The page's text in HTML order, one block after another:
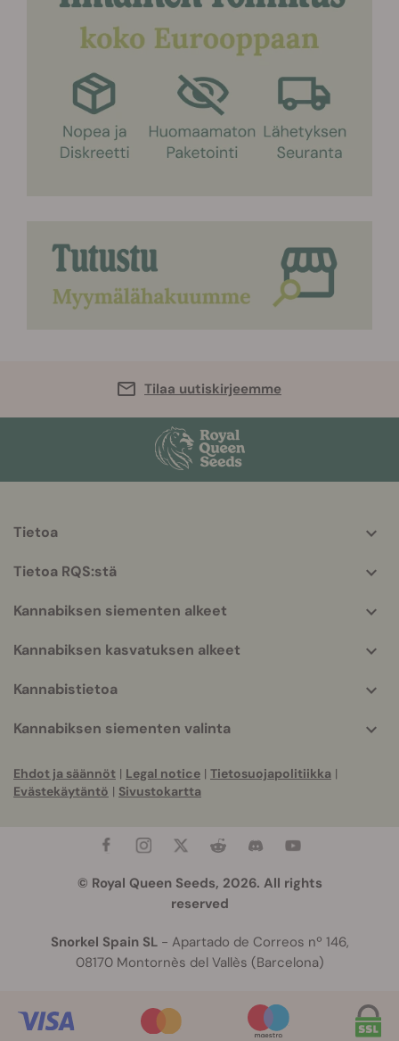
Tilaa uutiskirjeemme
More
info
Tietoa
Tietoa RQS:stä
Kannabiksen siementen alkeet
Kannabiksen kasvatuksen alkeet
Kannabistietoa
Kannabiksen siementen valinta
Ehdot ja säännöt | Legal notice | Tietosuojapolitiikka |
Evästekäytäntö | Sivustokartta
© Royal Queen Seeds, 2026. All rights
reserved
Snorkel Spain SL- Apartado de Correos nº 146,
08170 Montornès del Vallès (Barcelona)